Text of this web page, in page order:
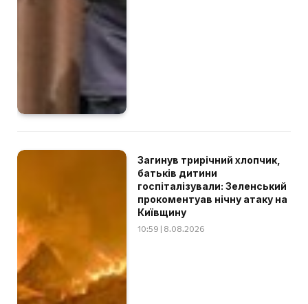
Загинув трирічний хлопчик,
батьків дитини
госпіталізували: Зеленський
прокоментуав нічну атаку на
Київщину
10:59 | 8.08.2026